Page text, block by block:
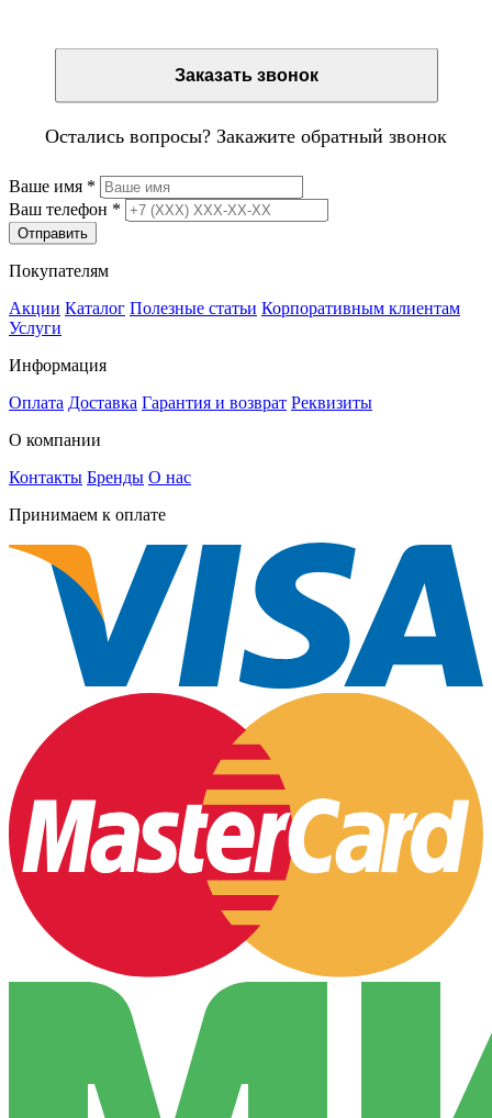
Заказать звонок
Остались вопросы? Закажите обратный звонок
Ваше имя *
Ваш телефон *
Отправить
Покупателям
Акции Каталог Полезные статьи Корпоративным клиентам
Услуги
Информация
Оплата Доставка Гарантия и возврат Реквизиты
О компании
Контакты Бренды О нас
Принимаем к оплате